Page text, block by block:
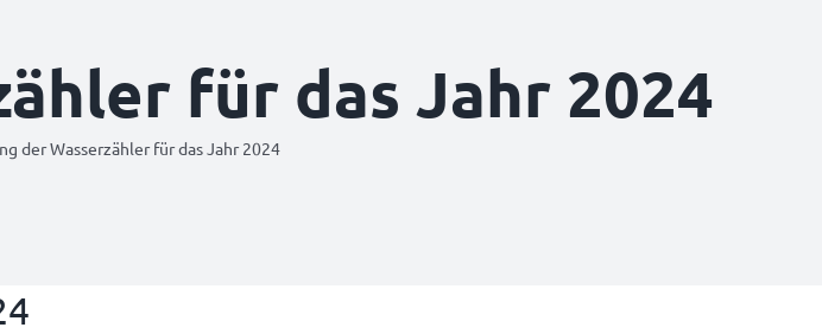
für das Jahr 2024
der Wasserzähler für das Jahr 2024